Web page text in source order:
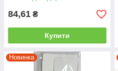
84,61 ₴
Купити
Новинка